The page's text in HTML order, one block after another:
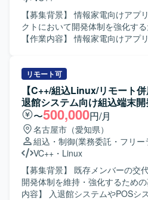
【募集背景】 情報家電向けアプ
クトにおいて開発体制を強化する
【作業内容】 情報家電向けアプ
修正も行っていただきます。 【求める人物像】 コミュニケ
ーションを取りながら協調して
ております。自ら課題を見つけ主
向上に取り組んでいただける方が望ま
ョンの魅力】 情報家電向けのプ
で、ユーザーに近い領域での開
す。C/C++を用いた開発スキルに
Audio処理などの知識を身に付ける機
環境】 C/C++、Visual Studio、
開発環境となります。
リモート可
【C++/組込Linux/リモート
退館システム向け組込端末開
〜500,000円/月
名古屋市（愛知県）
組込・制御(業務委託・フリー
VC++ ・ Linux
【募集背景】 既存メンバーの交
開発体制を維持・強化するための募集
内容】 入退館システムやPOSシ